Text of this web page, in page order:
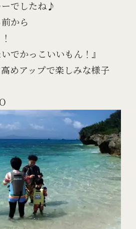
でしたね♪
から
でかっこいいもん！』
めアップで楽しみな様子